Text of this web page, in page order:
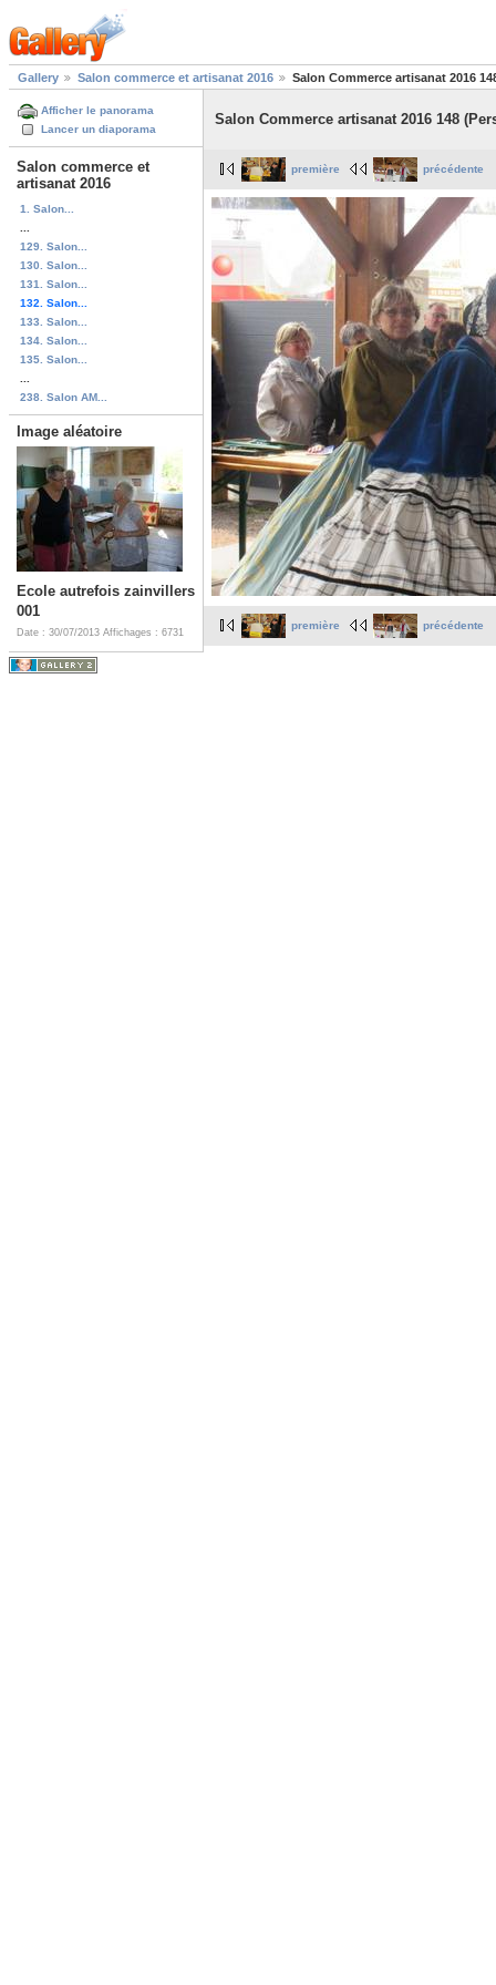
Gallery Salon commerce et artisanat 2016 Salon Commerce artisanat 2016
Afficher le panorama
Lancer un diaporama
Salon commerce et
artisanat 2016
1. Salon...
129. Salon...
130. Salon...
131. Salon...
132. Salon...
133. Salon...
134. Salon...
135. Salon...
238. Salon AM...
Image aléatoire
Ecole autrefois zainvillers
001
Date : 30/07/2013 Affichages : 6731
Salon Commerce artisanat 2016 148
première précédente
première précédente